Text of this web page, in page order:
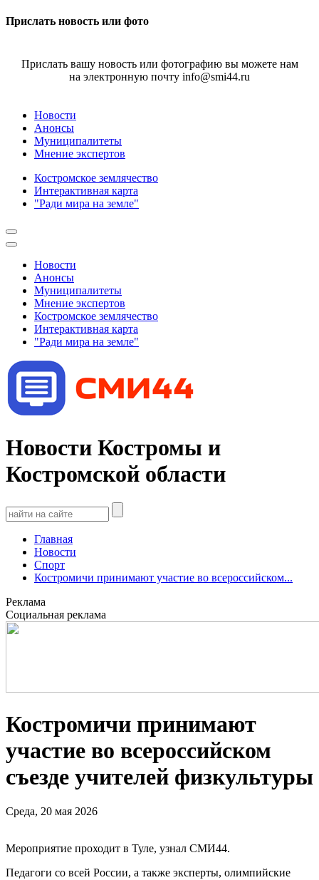
Прислать новость или фото
Прислать вашу новость или фотографию вы можете нам
на электронную почту info@smi44.ru
Новости
Анонсы
Муниципалитеты
Мнение экспертов
Костромское землячество
Интерактивная карта
"Ради мира на земле"
Новости
Анонсы
Муниципалитеты
Мнение экспертов
Костромское землячество
Интерактивная карта
"Ради мира на земле"
Новости Костромы и
Костромской области
Главная
Новости
Спорт
Костромичи принимают участие во всероссийском...
Реклама
Социальная реклама
Костромичи принимают
участие во всероссийском
съезде учителей физкультуры
Среда, 20 мая 2026
Мероприятие проходит в Туле, узнал СМИ44.
Педагоги со всей России, а также эксперты, олимпийские